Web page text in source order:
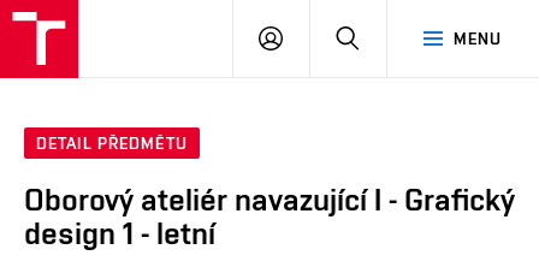
MENU
PŘIHLÁSIT
DETAIL PŘEDMĚTU
Oborový ateliér navazující I - Grafický
design 1 - letní